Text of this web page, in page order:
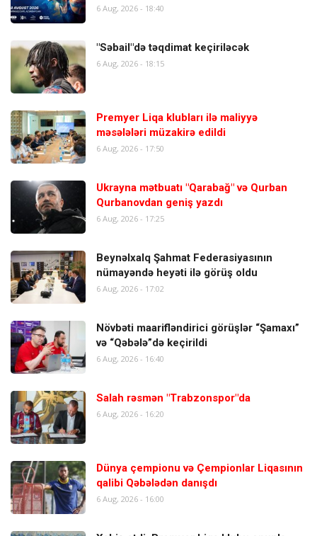
6 Aug, 2026 - 18:40
"Səbail"də təqdimat keçiriləcək
6 Aug, 2026 - 18:15
Premyer Liqa klubları ilə maliyyə
məsələləri müzakirə edildi
6 Aug, 2026 - 17:50
Ukrayna mətbuatı "Qarabağ" və Qurban
Qurbanovdan geniş yazdı
6 Aug, 2026 - 17:25
Beynəlxalq Şahmat Federasiyasının
nümayəndə heyəti ilə görüş oldu
6 Aug, 2026 - 17:02
Növbəti maarifləndirici görüşlər “Şamaxı”
və “Qəbələ”də keçirildi
6 Aug, 2026 - 16:40
Salah rəsmən "Trabzonspor"da
6 Aug, 2026 - 16:20
Dünya çempionu və Çempionlar Liqasının
qalibi Qəbələdən danışdı
6 Aug, 2026 - 16:00